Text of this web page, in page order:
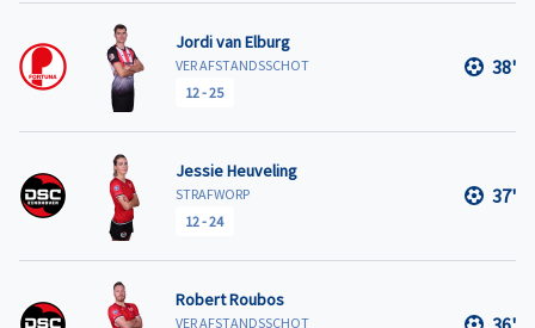
Jordi van Elburg
VER AFSTANDSSCHOT
12-25
38'
Jessie Heuveling
STRAFWORP
12-24
37'
Robert Roubos
VER AFSTANDSSCHOT